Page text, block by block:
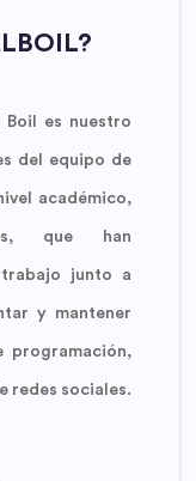
Boil es nuestro
del equipo de
académico,
que han
junto a
y mantener
programación,
redes sociales.